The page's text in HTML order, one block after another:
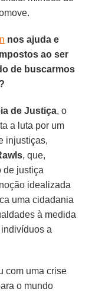
nos ajuda e
ao ser
de buscarmos
de Justiça, o
a luta por um
injustiças,
, que,
de justiça
idealizada
uma cidadania
à medida
a
com uma crise
o mundo